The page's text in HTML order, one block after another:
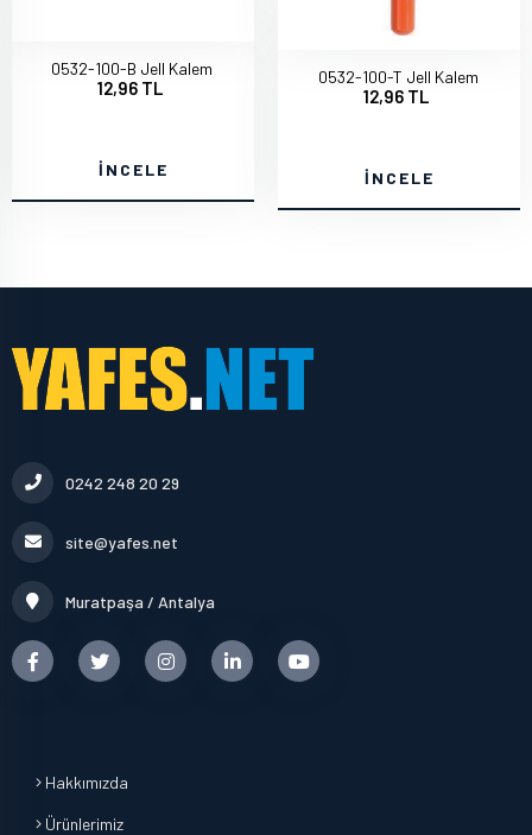
0532-100-B Jell Kalem
12,96 TL
İNCELE
0532-100-T Jell Kalem
12,96 TL
İNCELE
0242 248 20 29
site@yafes.net
Muratpaşa / Antalya
Hakkımızda
Ürünlerimiz